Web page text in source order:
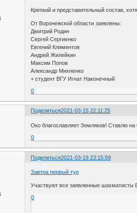
Крепкий и представительный состав,
От Воронежской области заявлены:
Дмитрий Родин
Сергей Сергиенко
Евгений Климентов
Андрей Жилейкин
Максим Попов
Александр Михненко
+ студент ВГУ Игнат Наконечный
0
Поделиться2021-03-15 22:11:25
Око благославляет Земляков! Ставлю на
0
Поделиться2021-03-19 23:15:59
Завтра первый тур
Участвуют все заявленные шахматисты
0